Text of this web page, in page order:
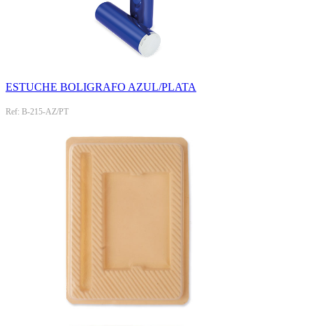
ESTUCHE BOLIGRAFO AZUL/PLATA
Ref: B-215-AZ/PT